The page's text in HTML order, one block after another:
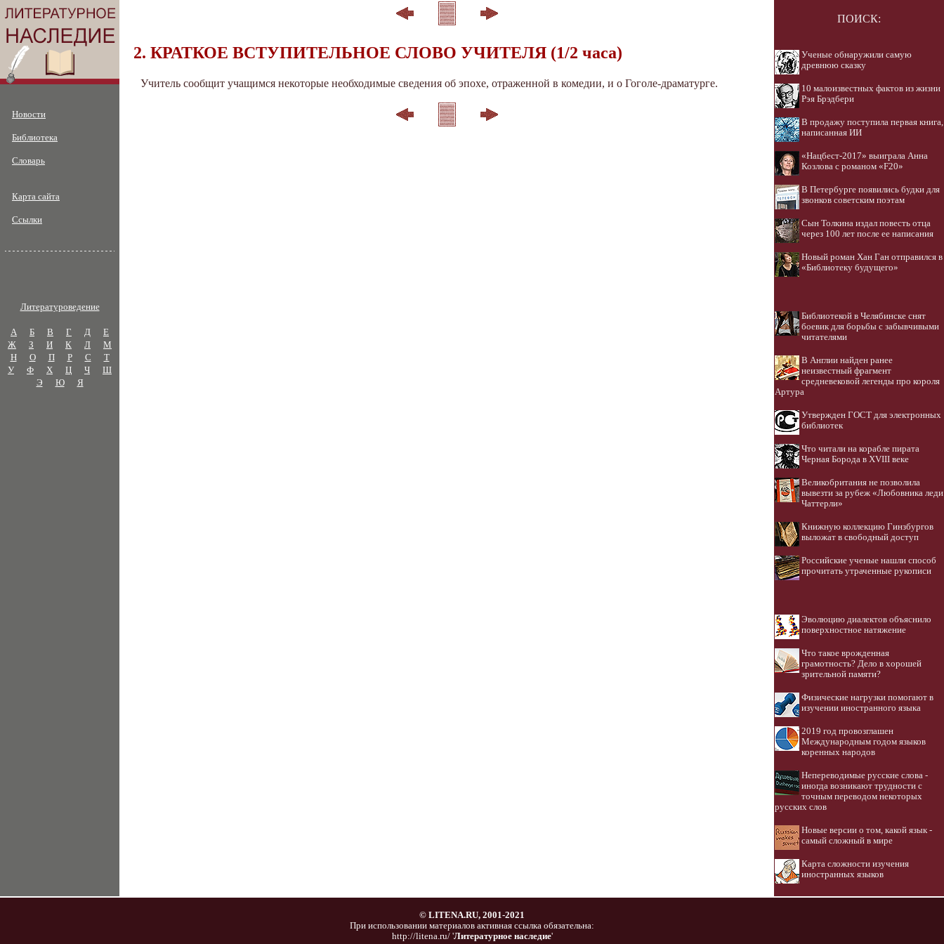
Новости
Библиотека
Словарь
Карта сайта
Ссылки
Литературоведение
А Б В Г Д
Е
Ж
З И К Л
М
Н
О П Р С
Т
У
Ф Х Ц Ч
Ш
Э
Ю Я
2. КРАТКОЕ ВСТУПИТЕЛЬНОЕ СЛОВО УЧИТЕЛЯ (1/2 часа)
Учитель сообщит учащимся некоторые необходимые сведения об эпохе, отраженной в комедии, и о Гоголе-драматурге.
ПОИСК:
Ученые обнаружили самую
древнюю сказку
10 малоизвестных фактов из жизни
Рэя Брэдбери
В продажу поступила первая книга,
написанная ИИ
«Нацбест-2017» выиграла Анна
Козлова с романом «F20»
В Петербурге появились будки для
звонков советским поэтам
Сын Толкина издал повесть отца
через 100 лет после ее написания
Новый роман Хан Ган отправился в
«Библиотеку будущего»
Библиотекой в Челябинске снят
боевик для борьбы с забывчивыми
читателями
В Англии найден ранее
неизвестный фрагмент
средневековой легенды про короля
Артура
Утвержден ГОСТ для электронных
библиотек
Что читали на корабле пирата
Черная Борода в XVIII веке
Великобритания не позволила
вывезти за рубеж «Любовника леди
Чаттерли»
Книжную коллекцию Гинзбургов
выложат в свободный доступ
Российские ученые нашли способ
прочитать утраченные рукописи
Эволюцию диалектов объяснило
поверхностное натяжение
Что такое врожденная
грамотность? Дело в хорошей
зрительной памяти?
Физические нагрузки помогают в
изучении иностранного языка
2019 год провозглашен
Международным годом языков
коренных народов
Непереводимые русские слова -
иногда возникают трудности с
точным переводом некоторых
русских слов
Новые версии о том, какой язык -
самый сложный в мире
Карта сложности изучения
иностранных языков
© LITENA.RU, 2001-2021
При использовании материалов активная ссылка обязательна:
http://litena.ru/ 'Литературное наследие'